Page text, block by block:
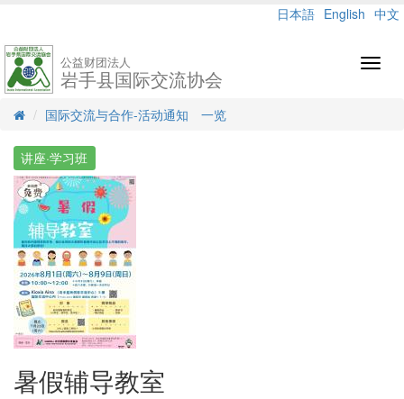
日本語 English 中文
公益财团法人
岩手县国际交流协会
国际交流与合作-活动通知 一览
讲座·学习班
暑假辅导教室